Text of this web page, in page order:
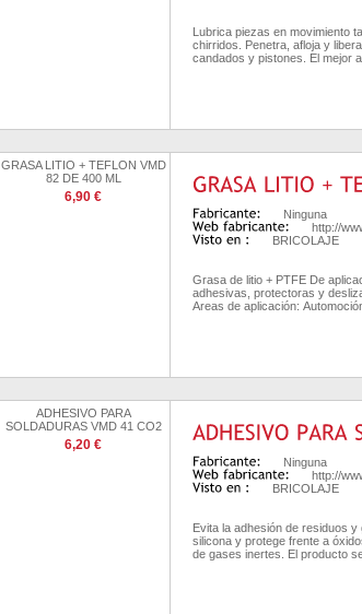
Lubrica piezas en movimiento
chirridos. Penetra, afloja y
candados y pistones. El mejor
GRASA LITIO + TEFLON VMD
82 DE 400 ML
6,90 €
Ninguna
http://
BRICOLAJE
Grasa de litio + PTFE De
adhesivas, protectoras y
Areas de aplicación:
ADHESIVO PARA
SOLDADURAS VMD 41 CO2
6,20 €
Ninguna
http://
BRICOLAJE
Evita la adhesión de residuos
silicona y protege frente a
de gases inertes. El producto